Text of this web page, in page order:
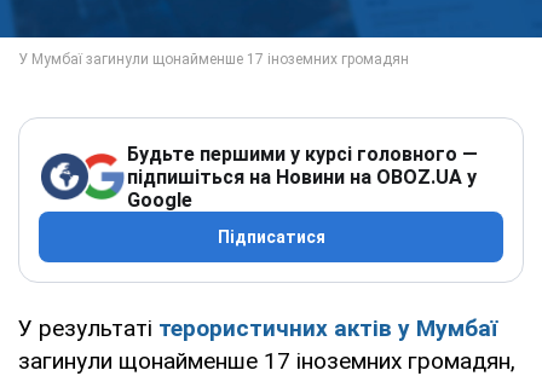
Будьте першими у курсі головного —
підпишіться на Новини на OBOZ.UA у
Google
Підписатися
У результаті терористичних актів у Мумбаї
загинули щонайменше 17 іноземних громадян,